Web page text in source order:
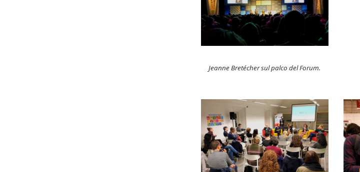
Jeanne Bretécher sul palco del Forum.